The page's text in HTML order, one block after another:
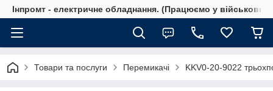
Інпромт - електричне обладнання. (Працюємо у військовий
Товари та послуги Перемикачі KKV0-20-9022